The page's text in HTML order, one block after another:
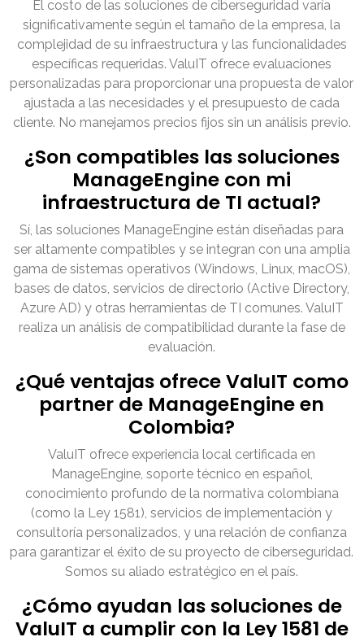
El costo de las soluciones de ciberseguridad varía
significativamente según el tamaño de la empresa, la
complejidad de su infraestructura y las funcionalidades
específicas requeridas. ValuIT ofrece evaluaciones
personalizadas para proporcionar una propuesta de valor
ajustada a las necesidades y el presupuesto de cada
cliente. No manejamos precios fijos sin un análisis previo.
¿Son compatibles las soluciones
ManageEngine con mi
infraestructura de TI actual?
Sí, las soluciones ManageEngine están diseñadas para
ser altamente compatibles y se integran con una amplia
gama de sistemas operativos (Windows, Linux, macOS),
bases de datos, servicios de directorio (Active Directory,
Azure AD) y otras herramientas de TI comunes. ValuIT
realiza un análisis de compatibilidad durante la fase de
evaluación.
¿Qué ventajas ofrece ValuIT como
partner de ManageEngine en
Colombia?
ValuIT ofrece experiencia local certificada en
ManageEngine, soporte técnico en español,
conocimiento profundo de la normativa colombiana
(como la Ley 1581), servicios de implementación y
consultoría personalizados, y una relación de confianza
para garantizar el éxito de su proyecto de ciberseguridad.
Somos su aliado estratégico en el país.
¿Cómo ayudan las soluciones de
ValuIT a cumplir con la Ley 1581 de